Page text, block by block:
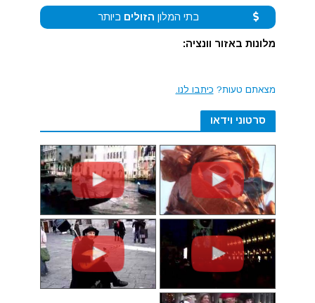
בתי המלון הזולים ביותר
מלונות באזור וונציה:
מצאתם טעות? כיתבו לנו.
סרטוני וידאו